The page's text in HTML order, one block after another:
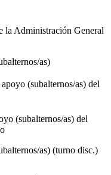
la Administración General
as)
(subalternos/as) del
(subalternos/as) del
as) (turno disc.)